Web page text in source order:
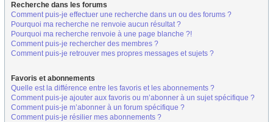
Recherche dans les forums
Comment puis-je effectuer une recherche dans un ou des forums ?
Pourquoi ma recherche ne renvoie aucun résultat ?
Pourquoi ma recherche renvoie à une page blanche ?!
Comment puis-je rechercher des membres ?
Comment puis-je retrouver mes propres messages et sujets ?
Favoris et abonnements
Quelle est la différence entre les favoris et les abonnements ?
Comment puis-je ajouter aux favoris ou m’abonner à un sujet spécifique ?
Comment puis-je m’abonner à un forum spécifique ?
Comment puis-je résilier mes abonnements ?